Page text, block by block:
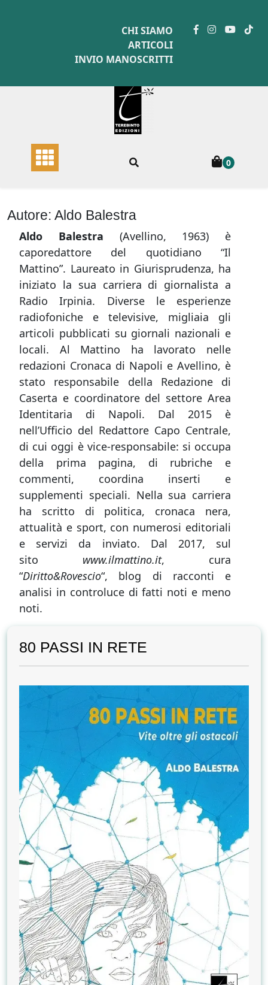
CHI SIAMO
ARTICOLI
INVIO MANOSCRITTI
0
Autore: Aldo Balestra
Aldo Balestra (Avellino, 1963) è
caporedattore del quotidiano “Il
Mattino”. Laureato in Giurisprudenza, ha
iniziato la sua carriera di giornalista a
Radio Irpinia. Diverse le esperienze
radiofoniche e televisive, migliaia gli
articoli pubblicati su giornali nazionali e
locali. Al Mattino ha lavorato nelle
redazioni Cronaca di Napoli e Avellino, è
stato responsabile della Redazione di
Caserta e coordinatore del settore Area
Identitaria di Napoli. Dal 2015 è
nell’Ufficio del Redattore Capo Centrale,
di cui oggi è vice-responsabile: si occupa
della prima pagina, di rubriche e
commenti, coordina inserti e
supplementi speciali. Nella sua carriera
ha scritto di politica, cronaca nera,
attualità e sport, con numerosi editoriali
e servizi da inviato. Dal 2017, sul
sito www.ilmattino.it, cura
“Diritto&Rovescio“, blog di racconti e
analisi in controluce di fatti noti e meno
noti.
80 PASSI IN RETE